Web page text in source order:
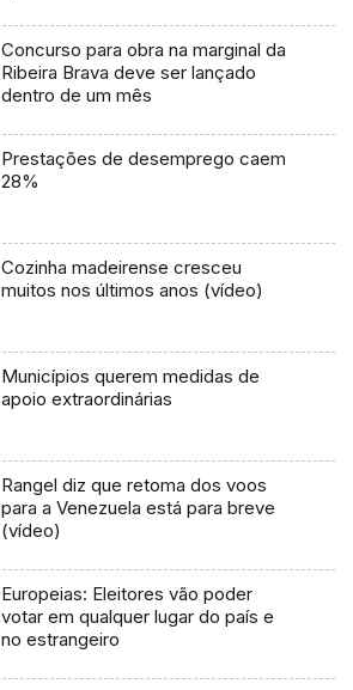
Concurso para obra na marginal da
Ribeira Brava deve ser lançado
dentro de um mês
Prestações de desemprego caem
28%
Cozinha madeirense cresceu
muitos nos últimos anos (vídeo)
Municípios querem medidas de
apoio extraordinárias
Rangel diz que retoma dos voos
para a Venezuela está para breve
(vídeo)
Europeias: Eleitores vão poder
votar em qualquer lugar do país e
no estrangeiro